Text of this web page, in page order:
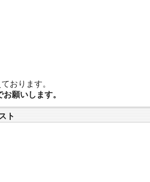
おります。
お願いします。
ト